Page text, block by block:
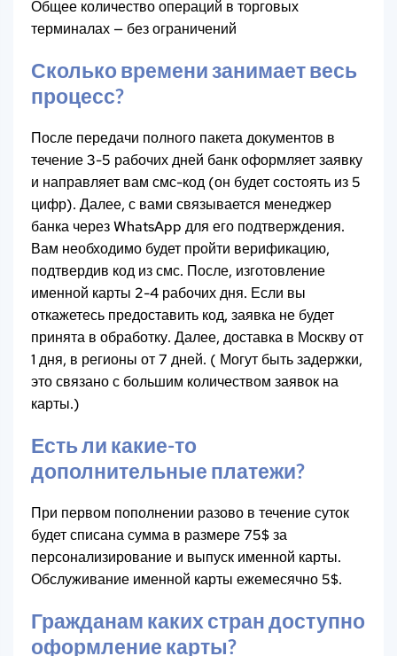
Общее количество операций в торговых
терминалах — без ограничений
Сколько времени занимает весь
процесс?
После передачи полного пакета документов в
течение 3-5 рабочих дней банк оформляет заявку
и направляет вам смс-код (он будет состоять из 5
цифр). Далее, с вами связывается менеджер
банка через WhatsApp для его подтверждения.
Вам необходимо будет пройти верификацию,
подтвердив код из смс. После, изготовление
именной карты 2-4 рабочих дня. Если вы
откажетесь предоставить код, заявка не будет
принята в обработку. Далее, доставка в Москву от
1 дня, в регионы от 7 дней. ( Могут быть задержки,
это связано с большим количеством заявок на
карты.)
Есть ли какие-то
дополнительные платежи?
При первом пополнении разово в течение суток
будет списана сумма в размере 75$ за
персонализирование и выпуск именной карты.
Обслуживание именной карты ежемесячно 5$.
Гражданам каких стран доступно
оформление карты?